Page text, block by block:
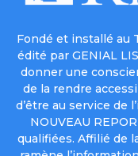
Fondé et installé au
édité par GENIAL
donner une
de la rendre
d’être au service de
NOUVEAU
qualifiées. Affilié de